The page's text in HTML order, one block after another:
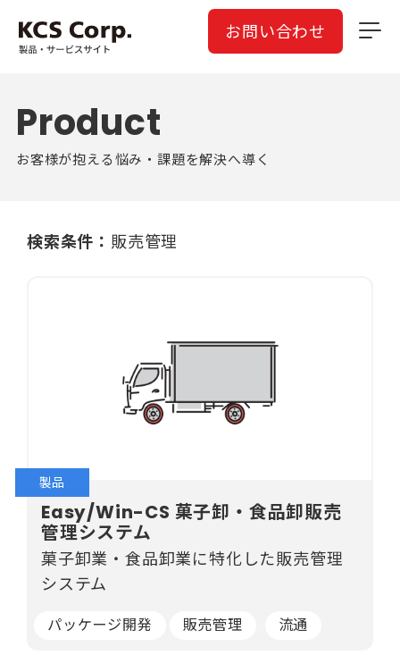
お問い合わせ
Product
お客様が抱える悩み・課題を解決へ導く
検索条件： 販売管理
製品
Easy/Win-CS 菓子卸・食品卸販売
管理システム
菓子卸業・食品卸業に特化した販売管理
システム
パッケージ開発 販売管理 流通